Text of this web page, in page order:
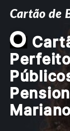
Cartão de
O